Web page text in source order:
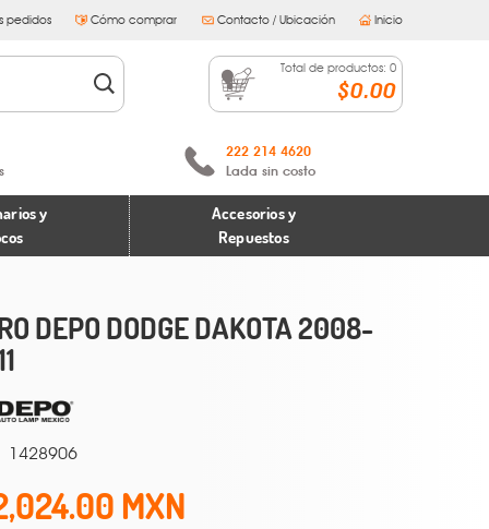
pedidos Cómo comprar Contacto / Ubicación Inicio
Total de productos: 0
$0.00
222 214 4620
Lada sin costo
y
Accesorios y
Repuestos
DEPO DODGE DAKOTA 2008-
1428906